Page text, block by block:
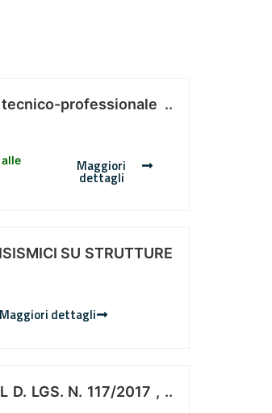
professionale ..
Maggiori
dettagli
SU STRUTTURE
Maggiori dettagli
D. LGS. N. 117/2017 , ..